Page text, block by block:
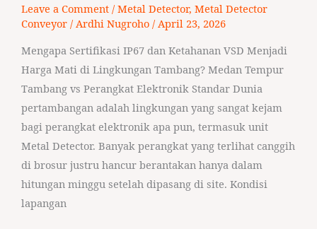
Leave a Comment / Metal Detector, Metal Detector
Conveyor/ Ardhi Nugroho / April 23, 2026
Mengapa Sertifikasi IP67 dan Ketahanan VSD Menjadi
Harga Mati di Lingkungan Tambang? Medan Tempur
Tambang vs Perangkat Elektronik Standar Dunia
pertambangan adalah lingkungan yang sangat kejam
bagi perangkat elektronik apa pun, termasuk unit
Metal Detector. Banyak perangkat yang terlihat canggih
di brosur justru hancur berantakan hanya dalam
hitungan minggu setelah dipasang di site. Kondisi
lapangan
Lingkungan
Tambang?